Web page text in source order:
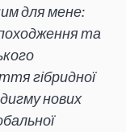
для мене:
походження та
гібридної
нових